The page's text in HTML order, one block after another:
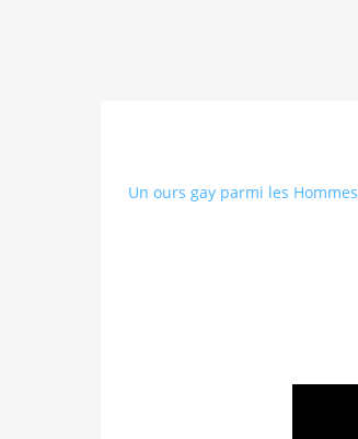
Un ours gay parmi les Hommes